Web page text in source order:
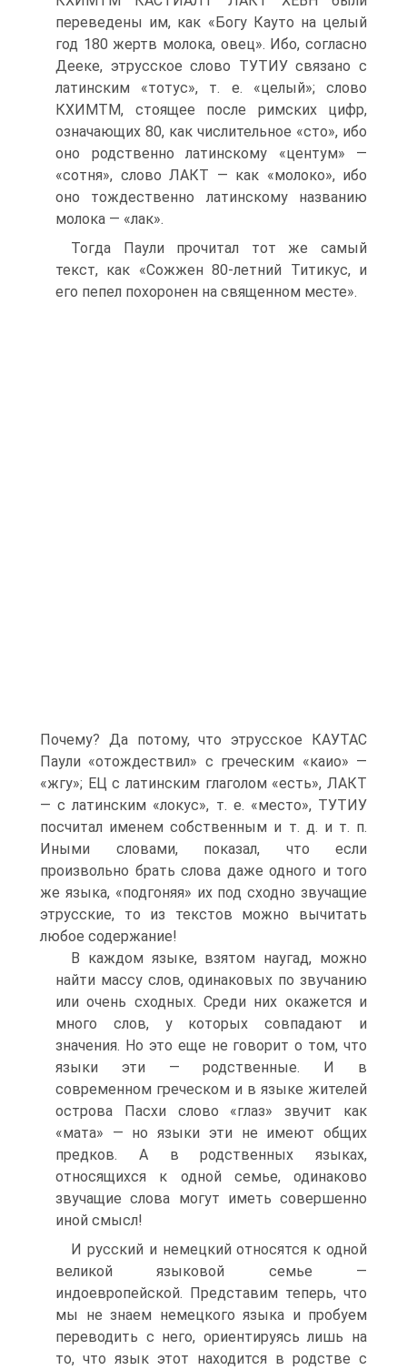
переведены им, как «Богу Кауто на целый
год 180 жертв молока, овец». Ибо, согласно
Дееке, этрусское слово ТУТИУ связано с
латинским «тотус», т. е. «целый»; слово
КХИМТМ, стоящее после римских цифр,
означающих 80, как числительное «сто», ибо
оно родственно латинскому «центум» —
«сотня», слово ЛАКТ — как «молоко», ибо
оно тождественно латинскому названию
молока — «лак».
Тогда Паули прочитал тот же самый
текст, как «Сожжен 80-летний Титикус, и
его пепел похоронен на священном месте».
Почему? Да потому, что этрусское КАУТАС
Паули «отождествил» с греческим «каио» —
«жгу»; ЕЦ с латинским глаголом «есть», ЛАКТ
— с латинским «локус», т. е. «место», ТУТИУ
посчитал именем собственным и т. д. и т. п.
Иными словами, показал, что если
произвольно брать слова даже одного и того
же языка, «подгоняя» их под сходно звучащие
этрусские, то из текстов можно вычитать
любое содержание!
В каждом языке, взятом наугад, можно
найти массу слов, одинаковых по звучанию
или очень сходных. Среди них окажется и
много слов, у которых совпадают и
значения. Но это еще не говорит о том, что
языки эти — родственные. И в
современном греческом и в языке жителей
острова Пасхи слово «глаз» звучит как
«мата» — но языки эти не имеют общих
предков. А в родственных языках,
относящихся к одной семье, одинаково
звучащие слова могут иметь совершенно
иной смысл!
И русский и немецкий относятся к одной
великой языковой семье —
индоевропейской. Представим теперь, что
мы не знаем немецкого языка и пробуем
переводить с него, ориентируясь лишь на
то, что язык этот находится в родстве с